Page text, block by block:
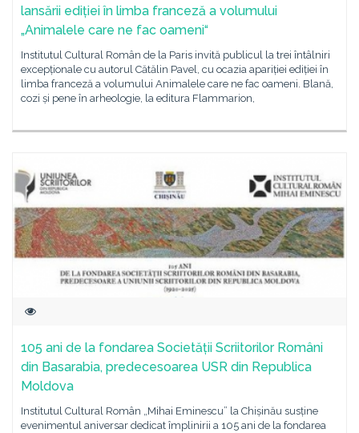
lansării ediției în limba franceză a volumului
„Animalele care ne fac oameni“
Institutul Cultural Român de la Paris invită publicul la trei întâlniri
excepționale cu autorul Cătălin Pavel, cu ocazia apariției ediției în
limba franceză a volumului Animalele care ne fac oameni. Blană,
cozi și pene în arheologie, la editura Flammarion,
105 ani de la fondarea Societății Scriitorilor Români
din Basarabia, predecesoarea USR din Republica
Moldova
Institutul Cultural Român „Mihai Eminescu” la Chișinău susține
evenimentul aniversar dedicat împlinirii a 105 ani de la fondarea